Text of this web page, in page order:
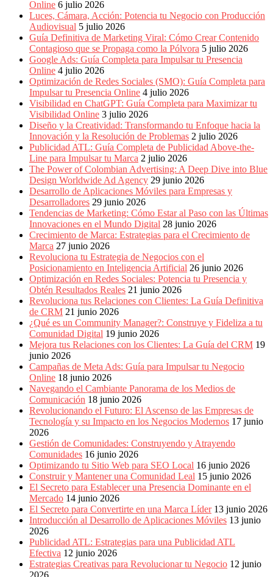
Periódicos
Producción
Gráfica
Colombia.
Online 6 julio 2026
Luces, Cámara, Acción: Potencia tu Negocio con Producción
Audiovisual 5 julio 2026
Guía Definitiva de Marketing Viral: Cómo Crear Contenido
Contagioso que se Propaga como la Pólvora 5 julio 2026
Google Ads: Guía Completa para Impulsar tu Presencia
Online 4 julio 2026
Optimización de Redes Sociales (SMO): Guía Completa para
Impulsar tu Presencia Online 4 julio 2026
Visibilidad en ChatGPT: Guía Completa para Maximizar tu
Visibilidad Online 3 julio 2026
Diseño y la Creatividad: Transformando tu Enfoque hacia la
Innovación y la Resolución de Problemas 2 julio 2026
Publicidad ATL: Guía Completa de Publicidad Above-the-
Line para Impulsar tu Marca 2 julio 2026
The Power of Colombian Advertising: A Deep Dive into Blue
Design Worldwide Ad Agency 29 junio 2026
Desarrollo de Aplicaciones Móviles para Empresas y
Desarrolladores 29 junio 2026
Tendencias de Marketing: Cómo Estar al Paso con las Últimas
Innovaciones en el Mundo Digital 28 junio 2026
Crecimiento de Marca: Estrategias para el Crecimiento de
Marca 27 junio 2026
Revoluciona tu Estrategia de Negocios con el
Posicionamiento en Inteligencia Artificial 26 junio 2026
Optimización en Redes Sociales: Potencia tu Presencia y
Obtén Resultados Reales 21 junio 2026
Revoluciona tus Relaciones con Clientes: La Guía Definitiva
de CRM 21 junio 2026
¿Qué es un Community Manager?: Construye y Fideliza a tu
Comunidad Digital 19 junio 2026
Mejora tus Relaciones con los Clientes: La Guía del CRM 19
junio 2026
Campañas de Meta Ads: Guía para Impulsar tu Negocio
Online 18 junio 2026
Navegando el Cambiante Panorama de los Medios de
Comunicación 18 junio 2026
Revolucionando el Futuro: El Ascenso de las Empresas de
Tecnología y su Impacto en los Negocios Modernos 17 junio
2026
Gestión de Comunidades: Construyendo y Atrayendo
Comunidades 16 junio 2026
Optimizando tu Sitio Web para SEO Local 16 junio 2026
Construir y Mantener una Comunidad Leal 15 junio 2026
El Secreto para Establecer una Presencia Dominante en el
Mercado 14 junio 2026
El Secreto para Convertirte en una Marca Líder 13 junio 2026
Introducción al Desarrollo de Aplicaciones Móviles 13 junio
2026
Publicidad ATL: Estrategias para una Publicidad ATL
Efectiva 12 junio 2026
Estrategias Creativas para Revolucionar tu Negocio 12 junio
2026